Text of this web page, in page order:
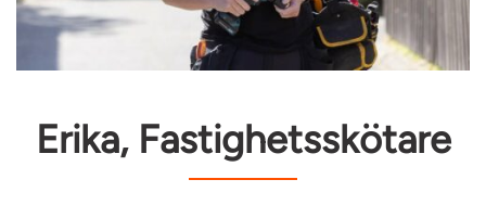
Erika, Fastighetsskötare